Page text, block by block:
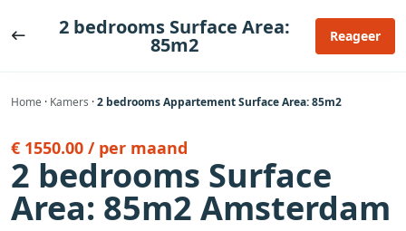
naar
2 bedrooms Surface Area:
85m2 Reageer
Home · Kamers ·2 bedrooms Appartement Surface Area: 85m2
€ 1550.00 / per maand
2 bedrooms Surface
Area: 85m2 Amsterdam